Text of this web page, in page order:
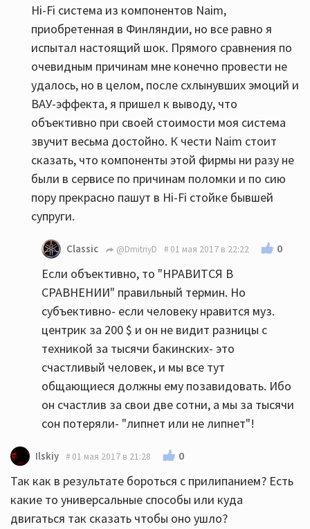
Hi-Fi система из компонентов Naim,
приобретенная в Финляндии, но все равно я
испытал настоящий шок. Прямого сравнения по
очевидным причинам мне конечно провести не
удалось, но в целом, после схлынувших эмоций и
ВАУ-эффекта, я пришел к выводу, что
объективно при своей стоимости моя система
звучит весьма достойно. К чести Naim стоит
сказать, что компоненты этой фирмы ни разу не
были в сервисе по причинам поломки и по сию
пору прекрасно пашут в Hi-Fi стойке бывшей
супруги.
Classic @DmitriyD 01 мая 2017 в 22:22 0
Если объективно, то "НРАВИТСЯ В
СРАВНЕНИИ" правильный термин. Но
субъективно- если человеку нравится муз.
центрик за 200 $ и он не видит разницы с
техникой за тысячи бакинских- это
счастливый человек, и мы все тут
общающиеся должны ему позавидовать. Ибо
он счастлив за свои две сотни, а мы за тысячи
сон потеряли- "липнет или не липнет"!
Ilskiy 01 мая 2017 в 21:28 0
Так как в результате бороться с прилипанием? Есть
какие то универсальные способы или куда
двигаться так сказать чтобы оно ушло?